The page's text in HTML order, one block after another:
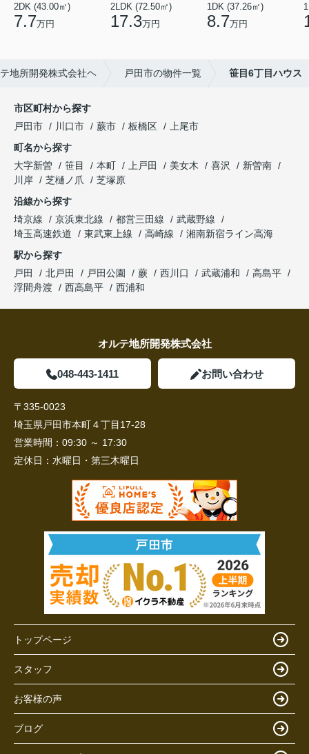
2DK (43.00㎡)
7.7万円
2LDK (72.50㎡)
17.3万円
1DK (37.26㎡)
8.7万円
地所開発株式会社ヘ 戸田市の物件一覧 笹目6丁目ハウス
市区町村から探す
戸田市
川口市 蕨市 板橋区
上尾市
町名から探す
大字新曽
笹目 本町 上戸田 美女木 喜沢
新曽南
川岸
芝樋ノ爪
芝塚原
沿線から探す
埼京線
京浜東北線 都営三田線
武蔵野線
埼玉高速鉄道
東武東上線 高崎線
湘南新宿ライン高海
駅から探す
戸田
北戸田 戸田公園 蕨 西川口 武蔵浦和
高島平
浮間舟渡
西高島平 西浦和
オルテ地所開発株式会社
048-443-1411 お問い合わせ
〒335-0023
埼玉県戸田市本町４丁目17-28
営業時間： 09:30 ～ 17:30
定休日： 水曜日・第三木曜日
トップページ
スタッフ
お客様の声
ブログ